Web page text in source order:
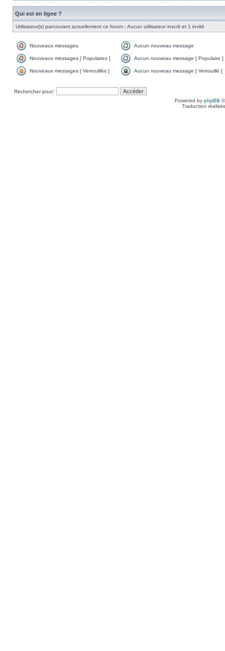
Qui est en ligne ?
Utilisateur(s) parcourant actuellement ce forum : Aucun utilisateur inscrit et 1 invité
Nouveaux messages Aucun nouveau message
Nouveaux messages [ Populaires ] Aucun nouveau message [ Populaire ]
Nouveaux messages [ Verrouillés ] Aucun nouveau message [ Verrouillé ]
Rechercher pour:
Powered by phpBB
Traduction